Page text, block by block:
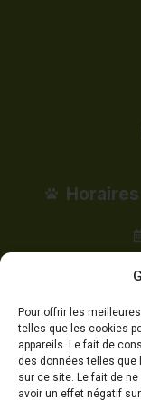
Pour offrir les
telles que les cookies
appareils. Le fait de
des données telles que
sur ce site. Le fait de
avoir un effet négatif
Horaires